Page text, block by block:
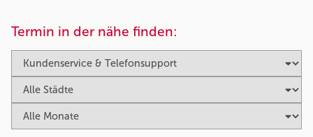
Termin in der nähe finden: